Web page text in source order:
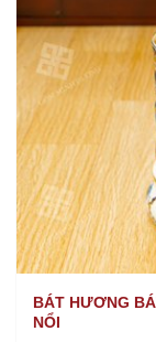
BÁT HƯƠNG
NỔI